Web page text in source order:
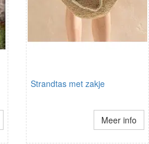
Strandtas met zakje
Meer info